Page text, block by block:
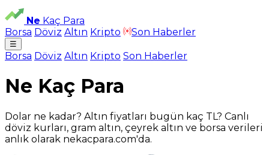
Ne Kaç Para
Borsa Döviz Altın Kripto Son Haberler
☰
Borsa Döviz Altın Kripto Son Haberler
Ne Kaç Para
Dolar ne kadar? Altın fiyatları bugün kaç TL? Canlı
döviz kurları, gram altın, çeyrek altın ve borsa verileri
anlık olarak nekacpara.com'da.